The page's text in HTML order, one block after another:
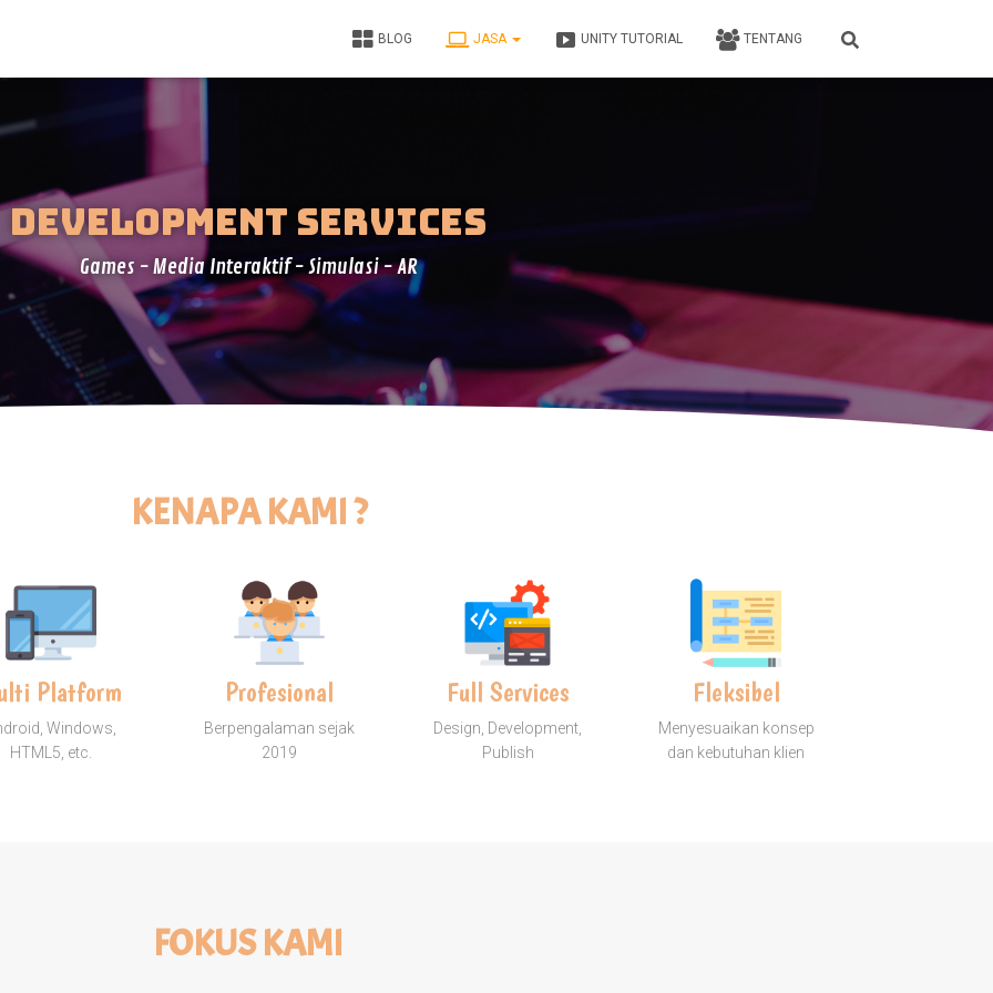
BLOG JASA UNITY TUTORIAL TENTANG
development services
Games - Media Interaktif - Simulasi - AR
KENAPA KAMI ?
Platform
Windows,
HTML5, etc.
Profesional
Berpengalaman sejak
2019
Full Services
Design, Development,
Publish
Fleksibel
Menyesuaikan konsep
dan kebutuhan klien
FOKUS KAMI